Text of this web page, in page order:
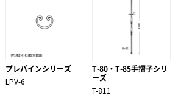
プレバインシリーズ
LPV-6
T-80・T-85手摺子シリ
ーズ
T-811